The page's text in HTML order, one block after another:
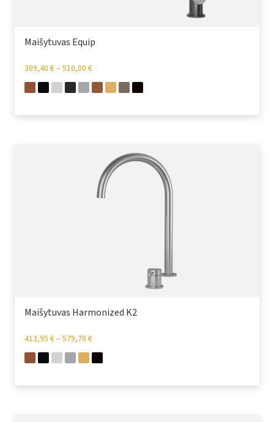
Maišytuvas Equip
309,40 €– 510,00 €
Maišytuvas Harmonized K2
413,95 €– 579,70 €